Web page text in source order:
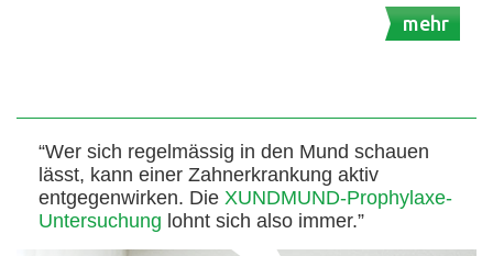
mehr
“Wer sich regelmässig in den Mund schauen
lässt, kann einer Zahnerkrankung aktiv
entgegenwirken. Die XUNDMUND-Prophylaxe-
Untersuchung lohnt sich also immer.”